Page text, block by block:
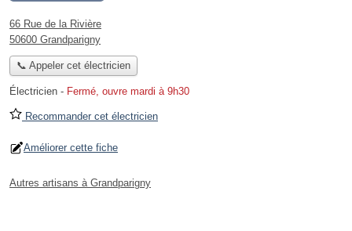
66 Rue de la Rivière
50600 Grandparigny
📞 Appeler cet électricien
Électricien - Fermé, ouvre mardi à 9h30
Recommander cet électricien
Améliorer cette fiche
Autres artisans à Grandparigny